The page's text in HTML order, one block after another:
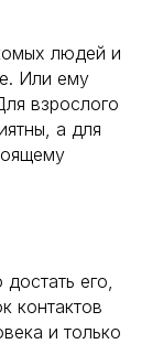
людей и
Или ему
взрослого
а для
его,
контактов
и только